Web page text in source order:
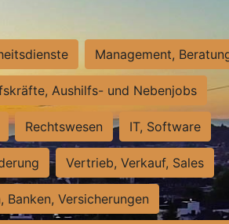
Management,
Aushilfs- und Nebenjobs
Rechtswesen IT, Software
Vertrieb, Verkauf, Sales
Banken, Versicherungen